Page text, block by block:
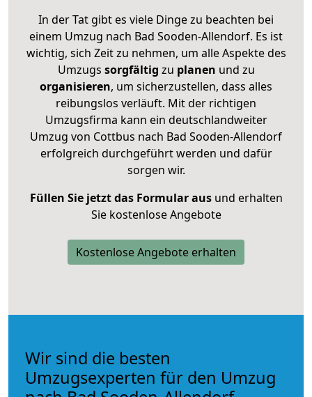
In der Tat gibt es viele Dinge zu beachten bei
einem Umzug nach Bad Sooden-Allendorf. Es ist
wichtig, sich Zeit zu nehmen, um alle Aspekte des
Umzugs sorgfältig zu planen und zu
organisieren, um sicherzustellen, dass alles
reibungslos verläuft. Mit der richtigen
Umzugsfirma kann ein deutschlandweiter
Umzug von Cottbus nach Bad Sooden-Allendorf
erfolgreich durchgeführt werden und dafür
sorgen wir.
Füllen Sie jetzt das Formular ausund erhalten
Sie kostenlose Angebote
Kostenlose Angebote erhalten
Wir sind die besten
Umzugsexperten für den Umzug